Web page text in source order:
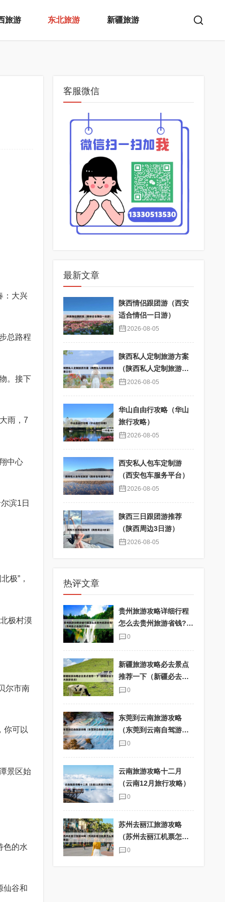
旅游 东北旅游 新疆旅游
：大兴
总路程
。接下
雨，7
中心
滨1日
极”，
极村漠
尔市南
你可以
景区始
色的水
仙谷和
客服微信
最新文章
陕西情侣跟团游（西安
适合情侣一日游）
2026-08-05
陕西私人定制旅游方案
（陕西私人定制旅游方
案公示）
2026-08-05
华山自由行攻略（华山
旅行攻略）
2026-08-05
西安私人包车定制游
（西安包车服务平台）
2026-08-05
陕西三日跟团游推荐
（陕西周边3日游）
2026-08-05
热评文章
贵州旅游攻略详细行程
怎么去贵州旅游省钱?
（贵州自己去旅行攻
0
新疆旅游攻略必去景点
推荐一下（新疆必去十
大旅游景点）
0
东莞到云南旅游攻略
（东莞到云南自驾游攻
略）
0
云南旅游攻略十二月
（云南12月旅行攻略）
0
苏州去丽江旅游攻略
（苏州去丽江机票怎么
买便宜）
0